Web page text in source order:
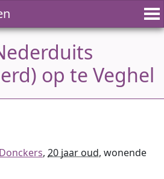
op te Veghel
, 20 jaar oud, wonende